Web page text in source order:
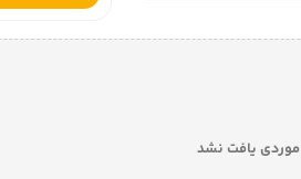
موردی یافت نشد